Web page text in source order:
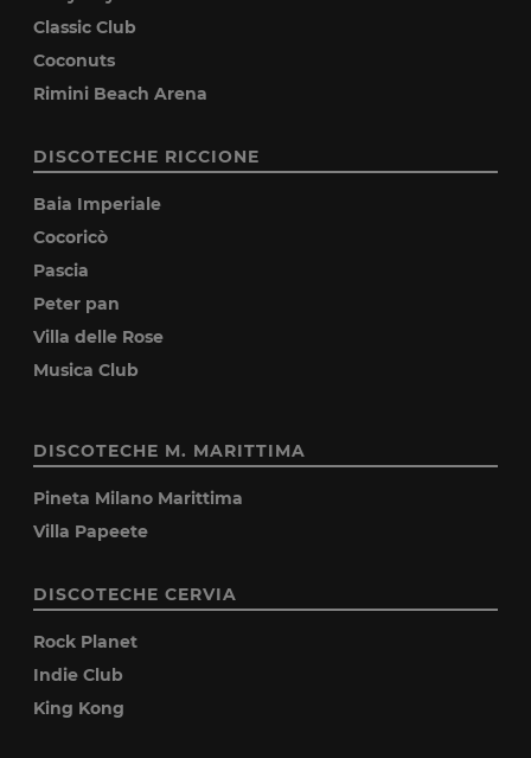
Classic Club
Coconuts
Rimini Beach Arena
DISCOTECHE RICCIONE
Baia Imperiale
Cocoricò
Pascia
Peter pan
Villa delle Rose
Musica Club
DISCOTECHE M. MARITTIMA
Pineta Milano Marittima
Villa Papeete
DISCOTECHE CERVIA
Rock Planet
Indie Club
King Kong